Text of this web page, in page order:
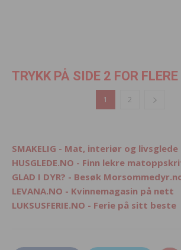
TRYKK PÅ SIDE 2 FOR
1 2
SMAKELIG - Mat, interiør og livsglede
HUSGLEDE.NO - Finn lekre
GLAD I DYR? - Besøk
LEVANA.NO - Kvinnemagasin på nett
LUKSUSFERIE.NO - Ferie på sitt beste